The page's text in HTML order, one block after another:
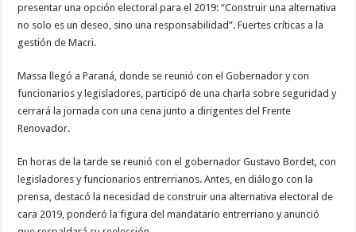
presentar una opción electoral para el 2019: “Construir una alternativa
no solo es un deseo, sino una responsabilidad”. Fuertes críticas a la
gestión de Macri.
Massa llegó a Paraná, donde se reunió con el Gobernador y con
funcionarios y legisladores, participó de una charla sobre seguridad y
cerrará la jornada con una cena junto a dirigentes del Frente
Renovador.
En horas de la tarde se reunió con el gobernador Gustavo Bordet, con
legisladores y funcionarios entrerrianos. Antes, en diálogo con la
prensa, destacó la necesidad de construir una alternativa electoral de
cara 2019, ponderó la figura del mandatario entrerriano y anunció